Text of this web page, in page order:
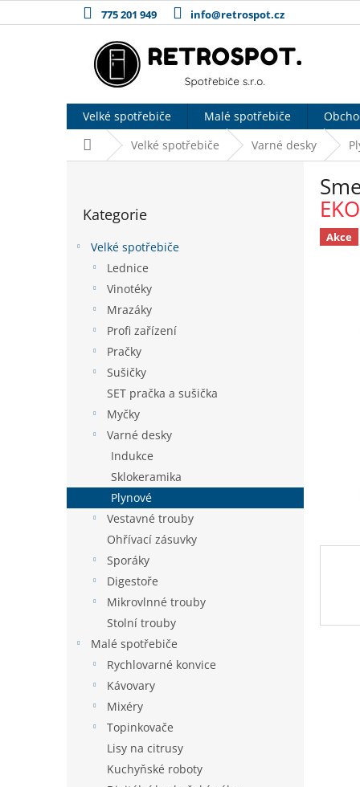
na
775 201 949 info@retrospot.cz
Velké spotřebiče Malé spotřebiče
Domů Velké spotřebiče Varné desky
kategorie
Kategorie
Velké spotřebiče
Lednice
Vinotéky
Mrazáky
Profi zařízení
Pračky
Sušičky
SET pračka a sušička
Myčky
Varné desky
Indukce
Sklokeramika
Plynové
Vestavné trouby
Ohřívací zásuvky
Sporáky
Digestoře
Mikrovlnné trouby
Stolní trouby
Malé spotřebiče
Rychlovarné konvice
Kávovary
Mixéry
Topinkovače
Lisy na citrusy
Kuchyňské roboty
Akce